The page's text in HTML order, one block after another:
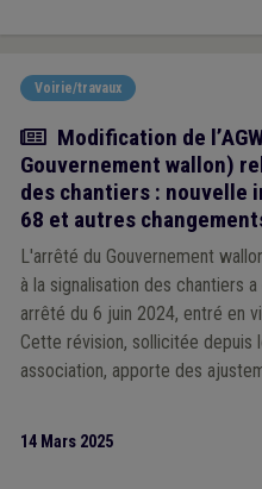
Voirie/travaux
Actualité
Modification de
Gouvernement wallon)
des chantiers : nouvelle
68 et autres
L'arrêté du Gouvernement
à la signalisation des chantiers
arrêté du 6 juin 2024, entré en
Cette révision, sollicitée depuis
association, apporte des
14 Mars 2025